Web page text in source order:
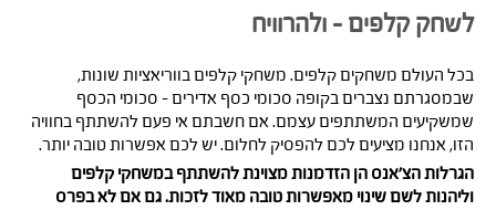
לשחק קלפים – ולהרוויח
בכל העולם משחקים קלפים. משחקי קלפים בווריאציות שונות,
שבמסגרתם נצברים בקופה סכומי כסף אדירים – סכומי הכסף
שמשקיעים המשתתפים עצמם. אם חשבתם אי פעם להשתתף בחוויה
הזו, אנחנו מציעים לכם להפסיק לחלום. יש לכם אפשרות טובה יותר.
הגרלות הצ’אנס הן הזדמנות מצוינת להשתתף במשחקי קלפים
וליהנות לשם שינוי מאפשרות טובה מאוד לזכות. גם אם לא בפרס